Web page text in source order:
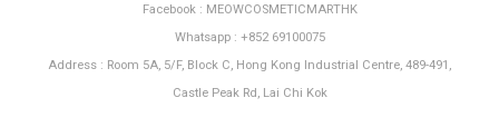
Facebook : MEOWCOSMETICMARTHK
Whatsapp : +852 69100075
Address : Room 5A, 5/F, Block C, Hong Kong Industrial Centre, 489-491,
Castle Peak Rd, Lai Chi Kok